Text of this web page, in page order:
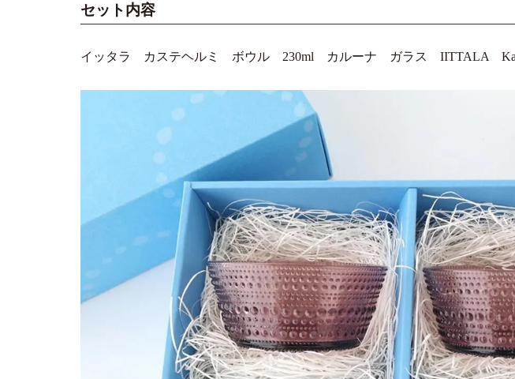
セット内容
イッタラ カステヘルミ ボウル 230ml カルーナ ガラス IITTALA